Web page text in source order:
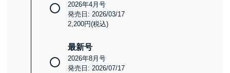
2026年4月号
発売日: 2026/03/17
2,200円(税込)
最新号
2026年8月号
発売日: 2026/07/17